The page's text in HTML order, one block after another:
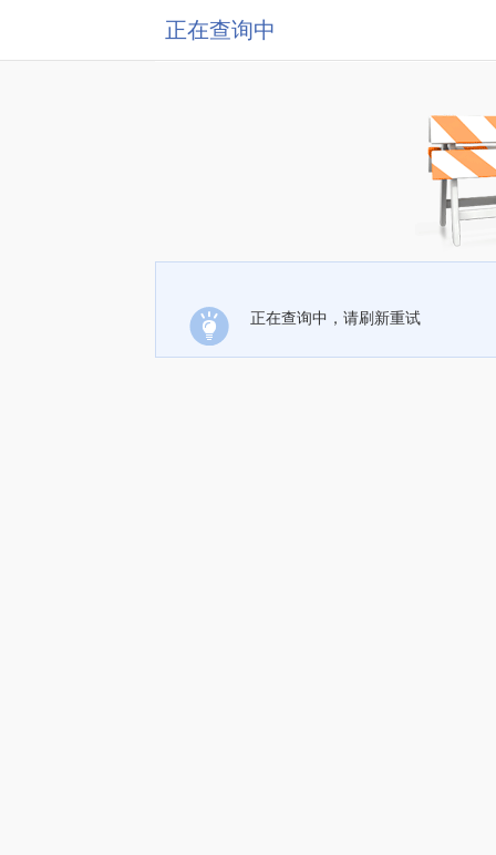
正在查询中
正在查询中，请刷新重试